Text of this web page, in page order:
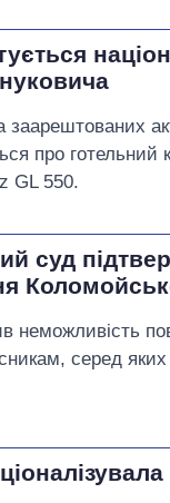
заарештованих
про готельний
GL 550.
суд
неможливість
серед яких